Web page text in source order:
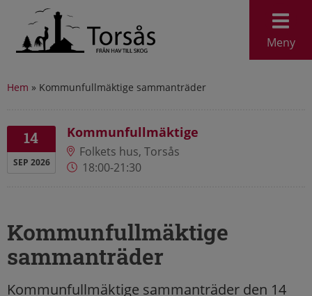
Meny
Hem » Kommunfullmäktige sammanträder
14
SEP 2026
Kommunfullmäktige
Folkets hus, Torsås
18:00-21:30
Kommunfullmäktige
sammanträder
Kommunfullmäktige sammanträder den 14